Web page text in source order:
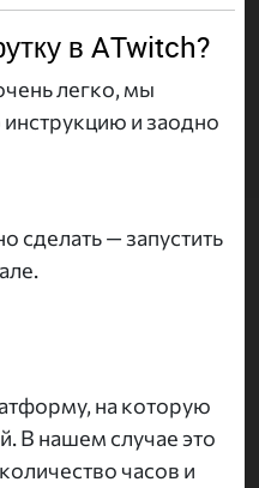
в ATwitch?
легко, мы
и заодно
сделать — запустить
на которую
В нашем случае это
часов и